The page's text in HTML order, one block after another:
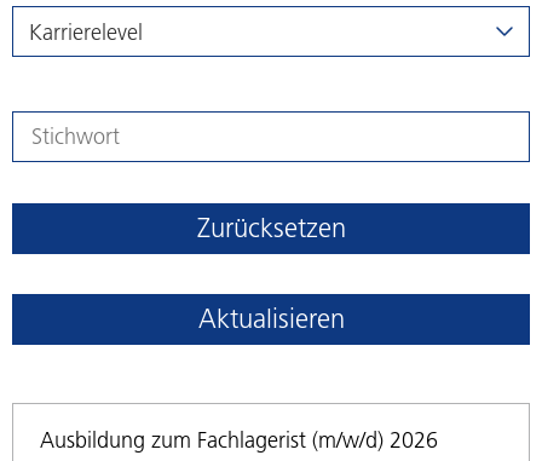
Karrierelevel
Zurücksetzen
Aktualisieren
Ausbildung zum Fachlagerist (m/w/d) 2026